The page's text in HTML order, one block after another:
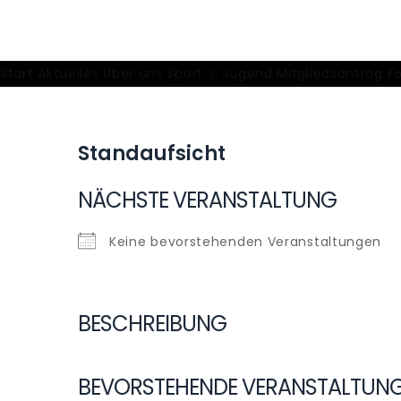
content
Schützenverein
Standaufsicht
NÄCHSTE VERANSTALTUNG
Keine bevorstehenden Veranstaltungen
BESCHREIBUNG
BEVORSTEHENDE